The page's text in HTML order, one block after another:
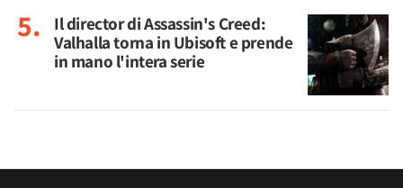
Il director di Assassin's Creed:
Valhalla torna in Ubisoft e prende
in mano l'intera serie